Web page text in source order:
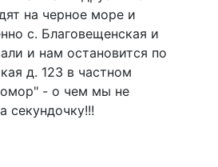
на черное море и
с. Благовещенская и
и нам остановится по
д. 123 в частном
- о чем мы не
секундочку!!!